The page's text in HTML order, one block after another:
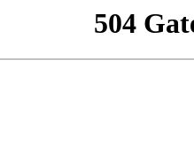
504